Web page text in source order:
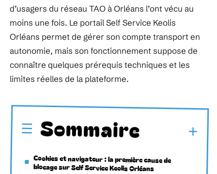
d’usagers du réseau TAO à Orléans l’ont vécu au
moins une fois. Le portail Self Service Keolis
Orléans permet de gérer son compte transport en
autonomie, mais son fonctionnement suppose de
connaître quelques prérequis techniques et les
limites réelles de la plateforme.
Sommaire
Cookies et navigateur : la première cause de
blocage sur Self Service Keolis Orléans